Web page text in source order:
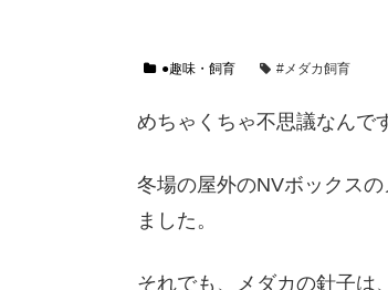
●趣味・飼育 #メダカ飼育
めちゃくちゃ不思議なんで
冬場の屋外のNVボックス
ました。
それでも、メダカの針子は